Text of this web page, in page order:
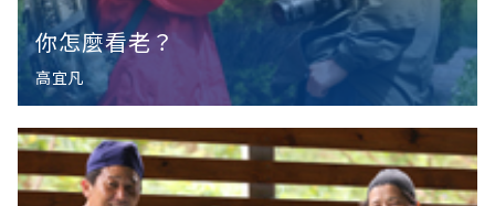
你怎麼看老？
高宜凡